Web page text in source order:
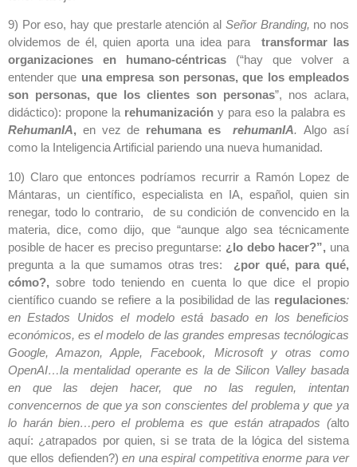
9) Por eso, hay que prestarle atención al Señor Branding, no nos
olvidemos de él, quien aporta una idea para
transformar las
organizaciones en humano-céntricas (“hay que volver a
entender que una empresa son personas, que los empleados
son personas, que los clientes son personas”, nos aclara,
didáctico): propone la rehumanización y para eso la palabra es
RehumanIA, en vez de rehumana esrehumanIA.Algo así
como la Inteligencia Artificial pariendo una nueva humanidad.
10) Claro que entonces podríamos recurrir a Ramón Lopez de
Mántaras, un científico, especialista en IA, español, quien sin
renegar, todo lo contrario, de su condición de convencido en la
materia, dice, como dijo, que “aunque algo sea técnicamente
posible de hacer es preciso preguntarse: ¿lo debo hacer?”, una
pregunta a la que sumamos otras tres: ¿por qué, para qué,
cómo?, sobre todo teniendo en cuenta lo que dice el propio
científico cuando se refiere a la posibilidad de las regulaciones:
en Estados Unidos el modelo está basado en los beneficios
económicos, es el modelo de las grandes empresas tecnólogicas
Google, Amazon, Apple, Facebook, Microsoft y otras como
OpenAI…la mentalidad operante es la de Silicon Valley basada
en que las dejen hacer, que no las regulen, intentan
convencernos de que ya son conscientes del problema y que ya
lo harán bien…pero el problema es que están atrapados (alto
aquí: ¿atrapados por quien, si se trata de la lógica del sistema
que ellos defienden?) en una espiral competitiva enorme para ver